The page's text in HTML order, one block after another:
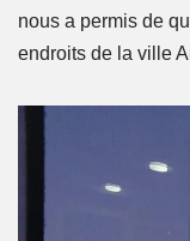
nous a permis de
endroits de la ville